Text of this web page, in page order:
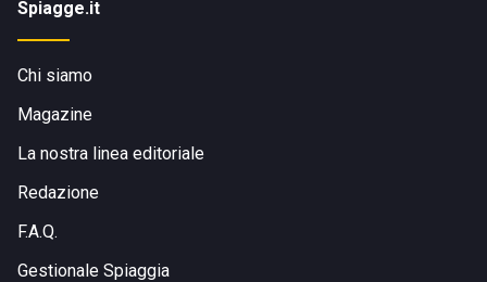
Spiagge.it
Chi siamo
Magazine
La nostra linea editoriale
Redazione
F.A.Q.
Gestionale Spiaggia